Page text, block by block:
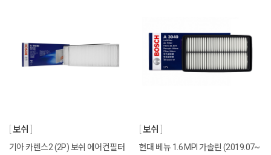
보쉬
기아 카렌스2 (2P) 보쉬 에어컨필터
보쉬
현대 베뉴 1.6 MPI 가솔린 (2019.07~